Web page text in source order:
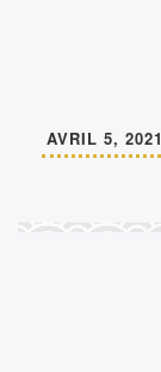
AVRIL 5, 2021